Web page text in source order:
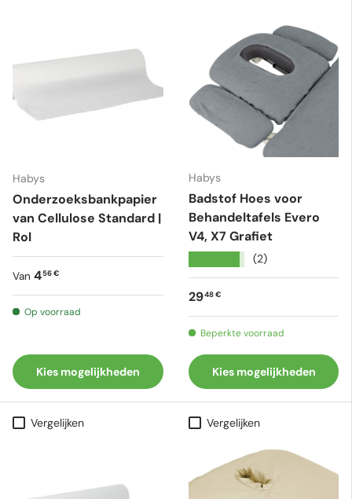
Habys
Onderzoeksbankpapier
van Cellulose Standard |
Rol
Reguliere prijs
Van 456 €
Op voorraad
Kies mogelijkheden
Habys
Badstof Hoes voor
Behandeltafels Evero
V4, X7 Grafiet
(2)
Reguliere prijs
2948 €
Beperkte voorraad
Kies mogelijkheden
Vergelijken Vergelijken